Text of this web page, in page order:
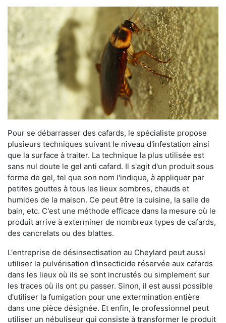
Pour se débarrasser des cafards, le spécialiste propose
plusieurs techniques suivant le niveau d'infestation ainsi
que la surface à traiter. La technique la plus utilisée est
sans nul doute le gel anti cafard. Il s'agit d'un produit sous
forme de gel, tel que son nom l'indique, à appliquer par
petites gouttes à tous les lieux sombres, chauds et
humides de la maison. Ce peut être la cuisine, la salle de
bain, etc. C'est une méthode efficace dans la mesure où le
produit arrive à exterminer de nombreux types de cafards,
des cancrelats ou des blattes.
L'entreprise de désinsectisation au Cheylard peut aussi
utiliser la pulvérisation d'insecticide réservée aux cafards
dans les lieux où ils se sont incrustés ou simplement sur
les traces où ils ont pu passer. Sinon, il est aussi possible
d'utiliser la fumigation pour une extermination entière
dans une pièce désignée. Et enfin, le professionnel peut
utiliser un nébuliseur qui consiste à transformer le produit